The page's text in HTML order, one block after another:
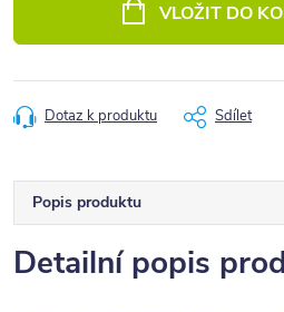
VLOŽIT DO
Dotaz k produktu Sdílet
Popis produktu
Detailní popis